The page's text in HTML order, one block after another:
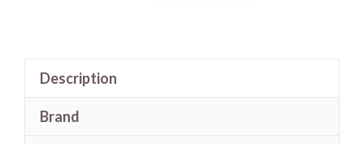
Description
Brand